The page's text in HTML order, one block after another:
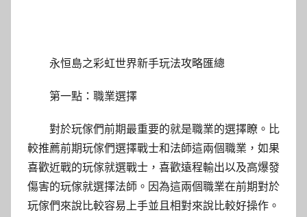
永恒島之彩虹世界新手玩法攻略匯總
第一點：職業選擇
對於玩傢們前期最重要的就是職業的選擇瞭。比
較推薦前期玩傢們選擇戰士和法師這兩個職業，如果
喜歡近戰的玩傢就選戰士，喜歡遠程輸出以及高爆發
傷害的玩傢就選擇法師。因為這兩個職業在前期對於
玩傢們來說比較容易上手並且相對來說比較好操作。